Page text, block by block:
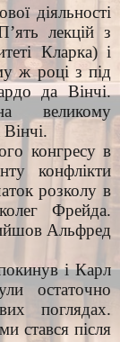
діяльності
лекцій з
Кларка) і
ж році з під
да Вінчі.
великому
конгресу в
конфлікти
розколу в
Фрейда.
Альфред
і Карл
остаточно
поглядах.
стався після